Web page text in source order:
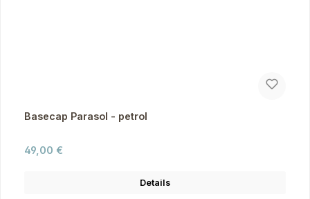
Basecap Parasol - petrol
Regulärer Preis:
49,00 €
Details